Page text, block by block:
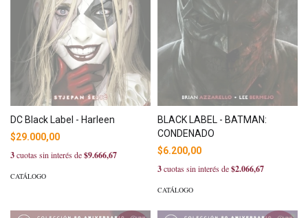
DC Black Label - Harleen
$29.000,00
3cuotas sin interés de$9.666,67
CATÁLOGO
BLACK LABEL - BATMAN:
CONDENADO
$6.200,00
3cuotas sin interés de$2.066,67
CATÁLOGO